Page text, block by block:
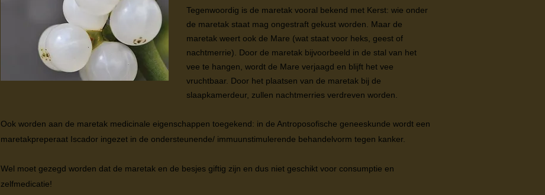
Tegenwoordig is de maretak vooral bekend met Kerst: wie onder
de maretak staat mag ongestraft gekust worden. Maar de
maretak weert ook de Mare (wat staat voor heks, geest of
nachtmerrie). Door de maretak bijvoorbeeld in de stal van het
vee te hangen, wordt de Mare verjaagd en blijft het vee
vruchtbaar. Door het plaatsen van de maretak bij de
slaapkamerdeur, zullen nachtmerries verdreven worden.
Ook worden aan de maretak medicinale eigenschappen toegekend: in de Antroposofische geneeskunde wordt een
maretakpreperaat Iscador ingezet in de ondersteunende/ immuunstimulerende behandelvorm tegen kanker.
Wel moet gezegd worden dat de maretak en de besjes giftig zijn en dus niet geschikt voor consumptie en
zelfmedicatie!